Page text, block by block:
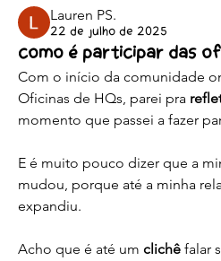
Lauren PS.
22 de julho de 2025
Como é participar das
Com o início da comunidade
Oficinas de HQs, parei pra
momento que passei a fazer
E é muito pouco dizer que a
mudou, porque até a minha
expandiu.
Acho que é até um clichê falar